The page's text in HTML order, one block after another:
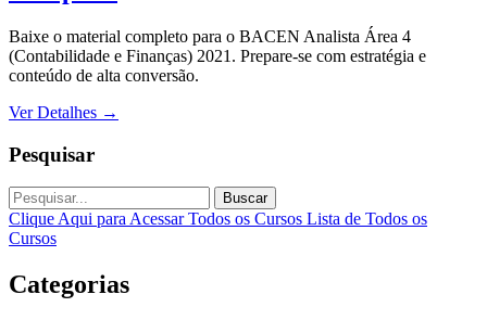
Baixe o material completo para o BACEN Analista Área 4
(Contabilidade e Finanças) 2021. Prepare-se com estratégia e
conteúdo de alta conversão.
Ver Detalhes →
Pesquisar
Buscar
Clique Aqui para Acessar Todos os Cursos Lista de Todos os
Cursos
Categorias